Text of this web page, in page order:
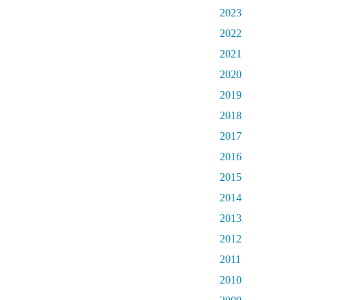
2023
2022
2021
2020
2019
2018
2017
2016
2015
2014
2013
2012
2011
2010